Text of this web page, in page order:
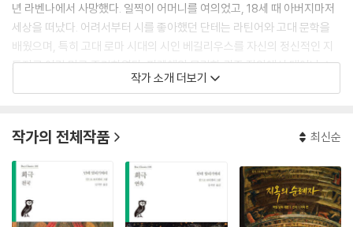
년 라벤나에서 사망했다. 일찍이 어머니를 여의었고, 18세 때 아버지마저
세상을 떠났다. 어려서부터 시를 좋아했던 단테는 라틴어와 고대 문학을
배웠으며, 특히 고대 로마 시대의 시인 베길리우스를 자신의 정신적인 지
도자로 여길 만큼 존경하였다. 피렌체의 몰락한 귀족 집안에서 태어나 소
년시절 선의 총체라 할 수 있는 소녀 베아트리체와 운명적 만남을 갖게 된
교에서 수학한 후 철학과정을 수강했다. 청년 시절에 새로운 언어에 새로
운 주제를 담은 청신체(淸新體)라 불리는 혁신적인 문학 운동을 주도했
으며, 평생 사랑을 바치게 될 베아트리체 포르티나리를 자신의 삶을 이끌
고 글을 쓰게 해주는 영감의 원천으로 삼았다. 이때 쓴 것이 『새로운 삶』이
다. 이 책에서 단테는 베아트리체에 대한 사랑과 그녀의 죽음으로 인한 상
작가 소개 더보기
작가의 전체작품 최신순